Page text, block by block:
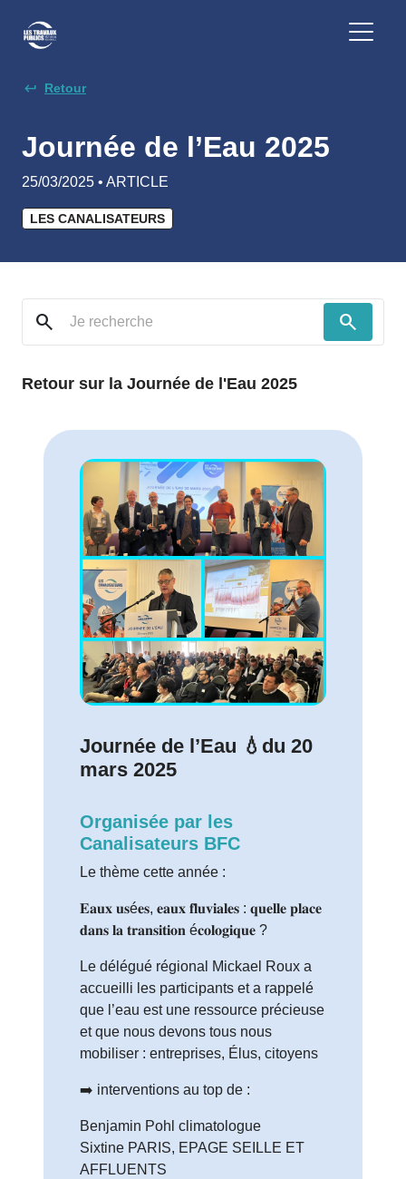
Retour
Journée de l’Eau 2025
25/03/2025 • ARTICLE
LES CANALISATEURS
search search
Retour sur la Journée de l'Eau 2025
Journée de l’Eau 💧du 20
mars 2025
Organisée par les
Canalisateurs BFC
Le thème cette année :
𝐄𝐚𝐮𝐱 𝐮𝐬é𝐞𝐬, 𝐞𝐚𝐮𝐱 𝐟𝐥𝐮𝐯𝐢𝐚𝐥𝐞𝐬 : 𝐪𝐮𝐞𝐥𝐥𝐞 𝐩𝐥𝐚𝐜𝐞
𝐝𝐚𝐧𝐬 𝐥𝐚 𝐭𝐫𝐚𝐧𝐬𝐢𝐭𝐢𝐨𝐧 é𝐜𝐨𝐥𝐨𝐠𝐢𝐪𝐮𝐞 ?
Le délégué régional Mickael Roux a
accueilli les participants et a rappelé
que l’eau est une ressource précieuse
et que nous devons tous nous
mobiliser : entreprises, Élus, citoyens
➡️ interventions au top de :
Benjamin Pohl climatologue
Sixtine PARIS, EPAGE SEILLE ET
AFFLUENTS